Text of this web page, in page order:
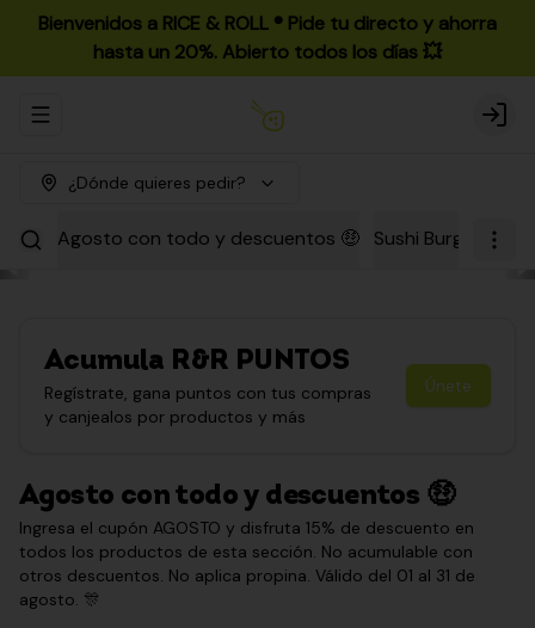
Bienvenidos a RICE & ROLL ®️ Pide tu directo y ahorra
hasta un 20%. Abierto todos los días 💥
Abrir menu de navegación Login
¿Dónde quieres pedir?
Agosto con todo y descuentos 🤑 Sushi Burgers
Acumula R&R PUNTOS
Regístrate, gana puntos con tus compras
y canjealos por productos y más
Únete
Agosto con todo y descuentos 🤑
Ingresa el cupón AGOSTO y disfruta 15% de descuento en
todos los productos de esta sección. No acumulable con
otros descuentos. No aplica propina. Válido del 01 al 31 de
agosto. 🎊